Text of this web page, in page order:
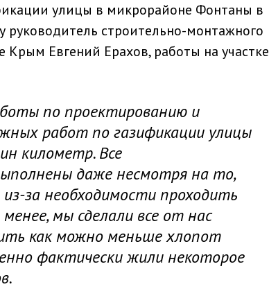
улицы в микрорайоне Фонтаны в
строительно-монтажного
Евгений Ерахов, работы на участке
по проектированию и
работ по газификации улицы
километр. Все
даже несмотря на то,
за необходимости проходить
мы сделали все от нас
как можно меньше хлопот
фактически жили некоторое